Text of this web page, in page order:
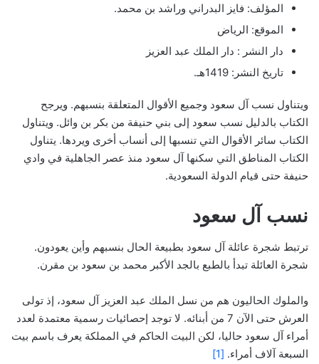
المؤلف: فايز البدراني وراشد بن محمد.
الموقع: الرياض
دار النشر : دار الملك عبد العزيز
تاريخ النشر: 1419هـ.
ويتناول نسب آل سعود وجميع الأقوال المتعلقة بنسبهم. ويرجح
الكتاب بالدليل نسب سعود إلى بني حنيفة من بكر بن وائل. ويتناول
الكتاب سائر الأقوال التي تنسبها إلى أنساب أخرى ويردها. يتناول
الكتاب المناطق التي سكنها آل سعود منذ عصر الجاهلية في وادي
حنيفة حتى قيام الدولة السعودية.
نسب آل سعود
ترتبط شجرة عائلة آل سعود بطبيعة الحال بنسبهم وأين يعودون.
شجرة العائلة تبدأ بالطبع بالجد الأكبر محمد بن سعود بن مقرن.
والملوك الحاليون هم من نسل الملك عبد العزيز آل سعود، إذ تولى
العرش حتى الآن 7 من أبنائه. لا توجد إحصائيات رسمية معتمدة لعدد
أمراء آل سعود حاليا، لكن البيت الحاكم في المملكة يعرف باسم بيت
السبعة آلاف أمراء. [1]